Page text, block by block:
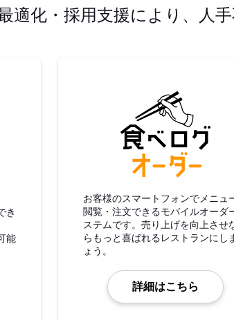
適化・採用支援により、人
き
能
お客様のスマートフォンでメニュ
閲覧・注文できるモバイルオーダ
ステムです。売り上げを向上させ
らもっと喜ばれるレストランにし
ょう。
詳細はこちら